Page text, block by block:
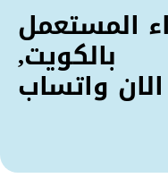
المستعمل
بالكويت,
واتساب